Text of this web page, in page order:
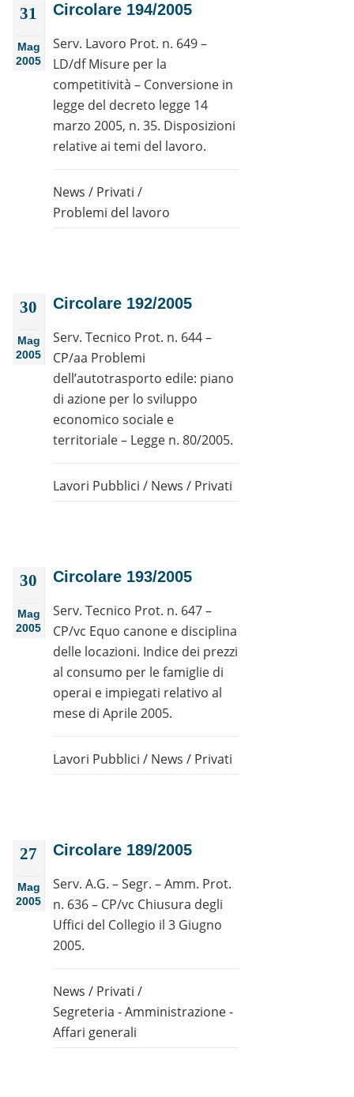
31
Mag
2005
Circolare 194/2005
Serv. Lavoro Prot. n. 649 –
LD/df Misure per la
competitività – Conversione in
legge del decreto legge 14
marzo 2005, n. 35. Disposizioni
relative ai temi del lavoro.
News / Privati /
Problemi del lavoro
30
Mag
2005
Circolare 192/2005
Serv. Tecnico Prot. n. 644 –
CP/aa Problemi
dell’autotrasporto edile: piano
di azione per lo sviluppo
economico sociale e
territoriale – Legge n. 80/2005.
Lavori Pubblici / News / Privati
30
Mag
2005
Circolare 193/2005
Serv. Tecnico Prot. n. 647 –
CP/vc Equo canone e disciplina
delle locazioni. Indice dei prezzi
al consumo per le famiglie di
operai e impiegati relativo al
mese di Aprile 2005.
Lavori Pubblici / News / Privati
27
Mag
2005
Circolare 189/2005
Serv. A.G. – Segr. – Amm. Prot.
n. 636 – CP/vc Chiusura degli
Uffici del Collegio il 3 Giugno
2005.
News / Privati /
Segreteria - Amministrazione -
Affari generali